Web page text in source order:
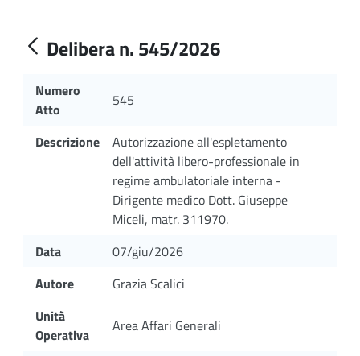
Delibera n. 545/2026
Numero
Atto
545
Descrizione
Autorizzazione all'espletamento
dell'attività libero-professionale in
regime ambulatoriale interna -
Dirigente medico Dott. Giuseppe
Miceli, matr. 311970.
Data
07/giu/2026
Autore
Grazia Scalici
Unità
Operativa
Area Affari Generali